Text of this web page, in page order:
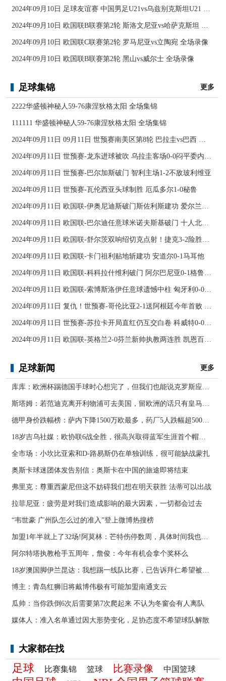
2024年09月10日 足球友谊赛 中国男足U21vs乌兹别克斯坦U21 全场录像
2024年09月10日 欧国联B联赛第2轮 斯洛文尼亚vs哈萨克斯坦 全场录像
2024年09月10日 欧国联C联赛第2轮 罗马尼亚vs立陶宛 全场录像
2024年09月10日 欧国联B联赛第2轮 黑山vs威尔士 全场录像
足球集锦 更多
2222华盛顿神秘人59-76康涅狄格太阳 全场集锦
111111 华盛顿神秘人59-76康涅狄格太阳 全场集锦
2024年09月11日 09月11日 世预赛南美区第8轮 巴拉圭vs巴西 进球
2024年09月11日 世预赛-龙东进球被吹 乌拉圭客场0-0闷平委内瑞拉
2024年09月11日 世预赛-巴尔加斯破门 智利主场1-2不敌玻利维亚
2024年09月11日 世预赛-瓦伦西亚头球制胜 厄瓜多尔1-0秘鲁
2024年09月11日 欧国联-伊奥尼迪斯破门斯佐利斯建功 爱尔兰0-2希腊
2024年09月11日 欧国联-巴尔迪任意球米诺夫斯基破门 十人北马其顿2-0亚美尼亚
2024年09月11日 欧国联-舒尔茨双响绍切克点射！捷克3-2险胜乌克兰
2024年09月11日 欧国联-卡门祖利贴地斩建功 安道尔0-1马耳他
2024年09月11日 欧国联-科科拉什维利破门 阿尔巴尼亚0-1格鲁吉亚
2024年09月11日 欧国联-索博斯洛伊任意球遗憾中柱 匈牙利0-0战平波黑
2024年09月11日 复仇！世预赛-哥伦比亚2-1送阿根廷今年首败 J罗传射奥塔门迪送点
2024年09月11日 世预赛-苏拉卡开局直红仍互交白卷 科威特0-0伊拉克
2024年09月11日 欧国联-英格兰2-0芬兰新帅执教两连胜 凯恩百场里程碑双响
足球新闻 更多
库库：欧洲杯踢德国手球时心想完了，但我们也能说克罗斯应被罚下
斯塔姆：若范迪克离开利物浦可去美国，留欧洲的话只有皇马可行
德甲身价跌幅榜：萨内下降1500万欧最多，药厂5人跌幅超500万欧
18岁吉乌社媒：欧协联6战全胜，很高兴取得蓝军生涯首个帽子戏法
全市场：小坎比亚索和D-路易斯仍在单独训练，很可能缺战蒙扎
奥斯卡球迷团体发告别信：奥斯卡在中国的旅途即将结束
弗里克：尊重西蒙尼但这不妨碍我们想在明天获胜 法蒂可以出战
拉菲尼亚：疲劳是对我们造成影响的最大因素，一切都会过去
“韦世豪 广州队怎么过的准入”登上微博热搜榜
加盟1年半就上了32场!阿莫林：芒特伤停数周，具体时间我也不知道
阿尔特塔执教枪手五周年，詹俊：今年有机会拿个奖杯么 ​​​
18岁澳国脚伊兰昆达：我想踢一线队比赛，已告诉拜仁希望被外租
博主：青岛红狮旧将戴博伟极有可能加盟南通支云
瓜帅：当你跌倒6次后需要第7次爬起来 不认为冬窗会有人离队
媒体人：准入名单通过因大形势变化，足协态度不希望球队解散
大家都在找
足球 比赛集锦 篮球 比赛录像 中国篮球